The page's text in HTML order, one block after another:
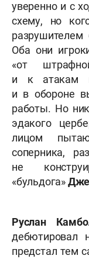
уверенно и с
схему, но
Оба они
«от
и к атакам
и в обороне
работы. Но
эдакого
лицом
соперника,
не
«бульдога»
Руслан
дебютировал
предстал тем